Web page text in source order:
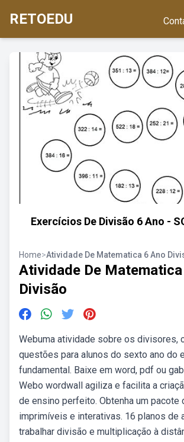
RETOEDU
Exercícios De Divisão 6 Ano -
Home>Atividade De Matematica 6 Ano
Atividade De
Divisão
Webuma atividade sobre os divisores,
questões para alunos do sexto ano do
fundamental. Baixe em word, pdf ou
Webo wordwall agiliza e facilita a
de ensino perfeito. Obtenha um pacote
imprimíveis e interativas. 16 planos de
trabalhar divisão e multiplicação à